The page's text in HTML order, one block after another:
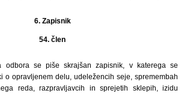
6. Zapisnik
54. člen
odbora se piše skrajšan zapisnik, v katerega se
o opravljenem delu, udeležencih seje, spremembah
reda, razpravljavcih in sprejetih sklepih, izidu